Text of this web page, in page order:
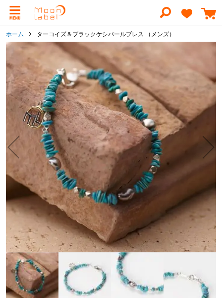
ン
ン
に
プ
検
ホーム ターコイズ＆ブラックケシパールブレス （メンズ）
イ
メ
ー
ジ
ギ
ャ
ラ
リ
最
後
移
動
る